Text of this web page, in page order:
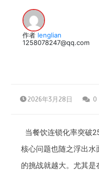
作者 lenglian
1258078247@qq.com
2026年3月28日 0
当餐饮连锁化率突破
核心问题也随之浮出
的挑战就越大。尤其